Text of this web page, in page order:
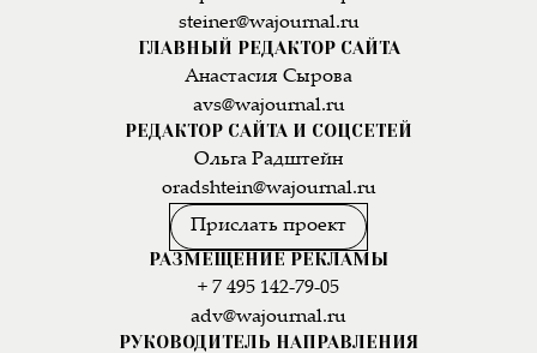
steiner@wajournal.ru
ГЛАВНЫЙ РЕДАКТОР САЙТА
Анастасия Сырова
avs@wajournal.ru
РЕДАКТОР САЙТА И СОЦСЕТЕЙ
Ольга Радштейн
oradshtein@wajournal.ru
Прислать проект
РАЗМЕЩЕНИЕ РЕКЛАМЫ
+ 7 495 142-79-05
adv@wajournal.ru
РУКОВОДИТЕЛЬ НАПРАВЛЕНИЯ